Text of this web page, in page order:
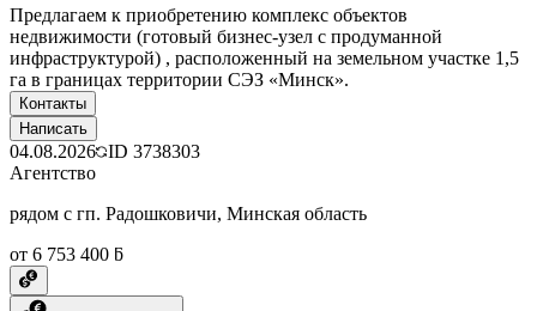
Предлагаем к приобретению комплекс объектов
недвижимости (готовый бизнес-узел с продуманной
инфраструктурой) , расположенный на земельном участке 1,5
га в границах территории СЭЗ «Минск».
Контакты
Написать
04.08.2026 ID 3738303
Агентство
рядом с гп. Радошковичи, Минская область
от 6 753 400 ƃ